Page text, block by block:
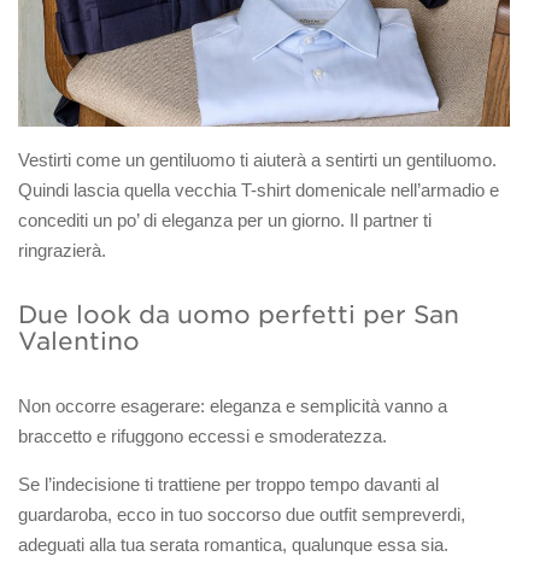
Vestirti come un gentiluomo ti aiuterà a sentirti un gentiluomo.
Quindi lascia quella vecchia T-shirt domenicale nell’armadio e
concediti un po’ di eleganza per un giorno. Il partner ti
ringrazierà.
Due look da uomo perfetti per San
Valentino
Non occorre esagerare: eleganza e semplicità vanno a
braccetto e rifuggono eccessi e smoderatezza.
Se l’indecisione ti trattiene per troppo tempo davanti al
guardaroba, ecco in tuo soccorso due outfit sempreverdi,
adeguati alla tua serata romantica, qualunque essa sia.